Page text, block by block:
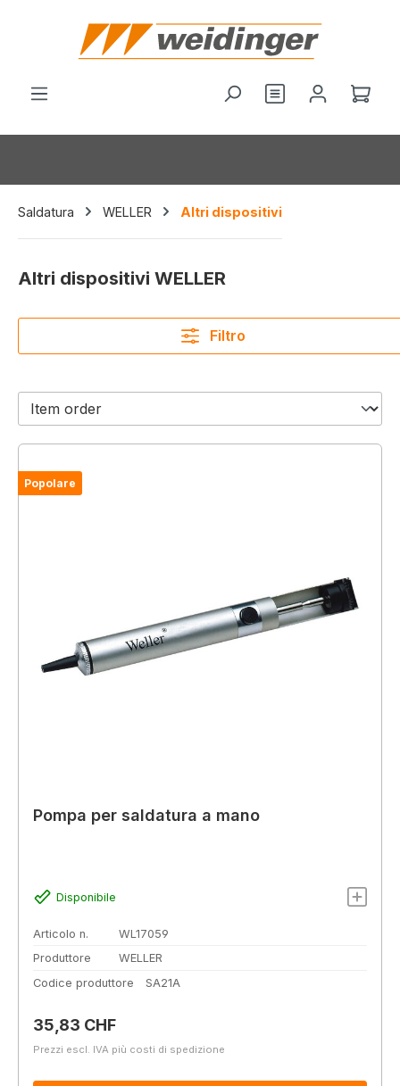
principale
Hai 0 articoliIl
Saldatura WELLER Altri dispositivi
Altri dispositivi WELLER
Filtro
Popolare
Pompa per saldatura a mano
Disponibile
Articolo n.
WL17059
Produttore
WELLER
Codice produttore
SA21A
Prezzo normale:
35,83 CHF
Prezzi escl. IVA più costi di spedizione